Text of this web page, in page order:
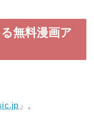
無料漫画ア
」。